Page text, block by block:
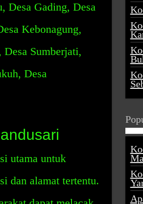
Desa Gading, Desa
Kebonagung,
Sumberjati,
Desa
utama untuk
dan alamat tertentu.